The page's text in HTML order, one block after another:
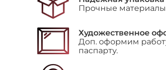
Изольда"
Прочные материалы
Художественное
Доп. оформим
паспарту.